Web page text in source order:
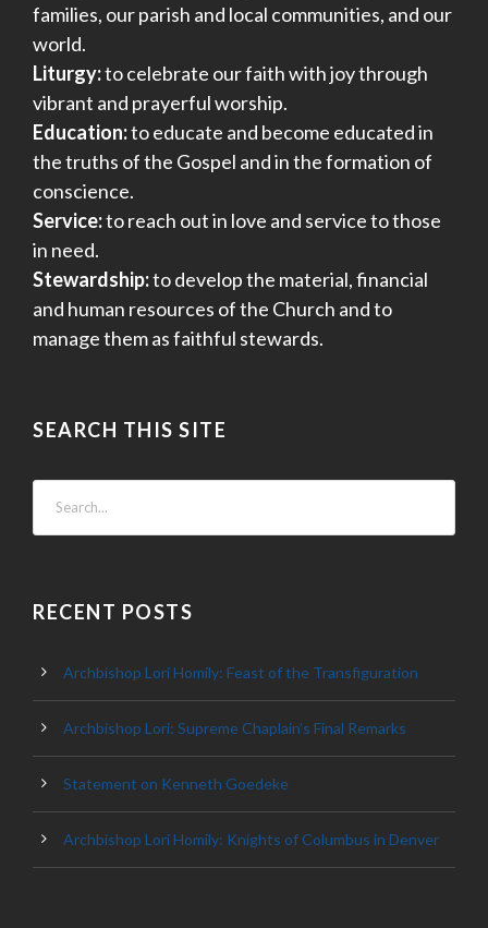
families, our parish and local communities, and our
world.
Liturgy:to celebrate our faith with joy through
vibrant and prayerful worship.
Education:to educate and become educated in
the truths of the Gospel and in the formation of
conscience.
Service:to reach out in love and service to those
in need.
Stewardship:to develop the material, financial
and human resources of the Church and to
manage them as faithful stewards.
SEARCH THIS SITE
RECENT POSTS
Archbishop Lori Homily: Feast of the Transfiguration
Archbishop Lori: Supreme Chaplain’s Final Remarks
Statement on Kenneth Goedeke
Archbishop Lori Homily: Knights of Columbus in Denver